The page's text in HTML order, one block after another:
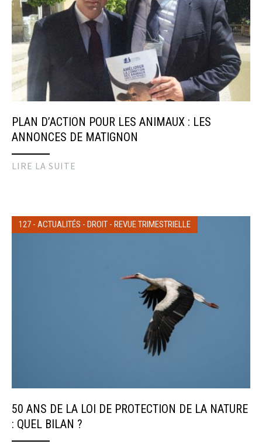
PLAN D’ACTION POUR LES ANIMAUX : LES
ANNONCES DE MATIGNON
LIRE LA SUITE
127 - ACTUALITÉS - DROIT - REVUE TRIMESTRIELLE
50 ANS DE LA LOI DE PROTECTION DE LA NATURE
: QUEL BILAN ?